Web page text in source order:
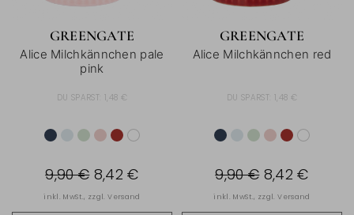
GREENGATE
Alice Milchkännchen pale
pink
DU SPARST: 1,48 €
9,90 € 8,42 €
inkl. MwSt., zzgl.Versand
GREENGATE
Alice Milchkännchen red
DU SPARST: 1,48 €
9,90 € 8,42 €
inkl. MwSt., zzgl.Versand